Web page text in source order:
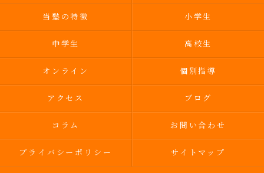
当塾の特徴 小学生
中学生 高校生
オンライン 個別指導
アクセス ブログ
コラム お問い合わせ
プライバシーポリシー サイトマップ